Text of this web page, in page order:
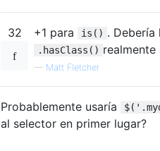
32 +1 para is() . Debería
.hasClass() realmente
— Matt Fletcher
Probablemente usaría
al selector en primer lugar?